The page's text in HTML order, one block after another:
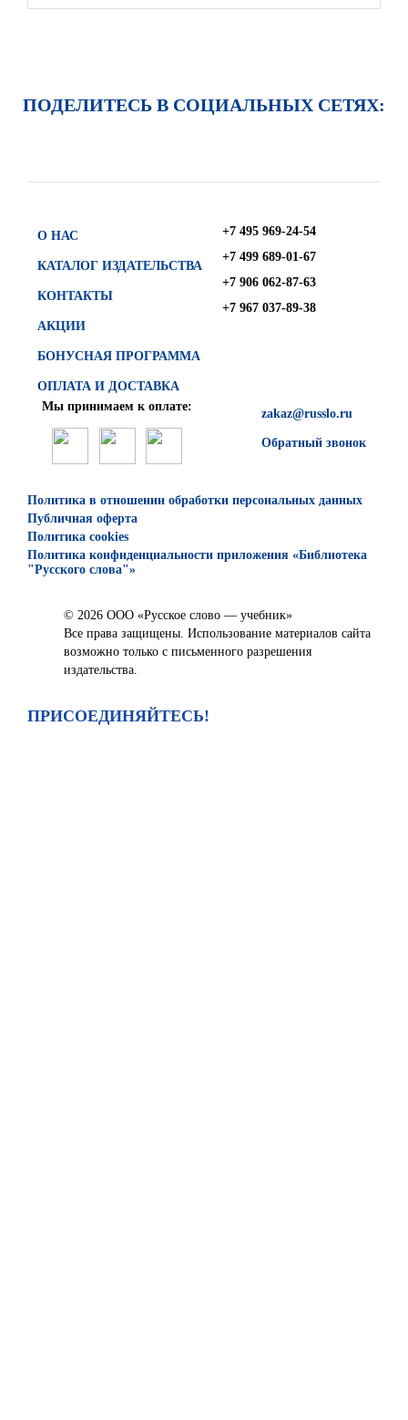
ПОДЕЛИТЕСЬ В СОЦИАЛЬНЫХ СЕТЯХ:
О НАС
КАТАЛОГ ИЗДАТЕЛЬСТВА
КОНТАКТЫ
АКЦИИ
БОНУСНАЯ ПРОГРАММА
ОПЛАТА И ДОСТАВКА
+7 495 969-24-54
+7 499 689-01-67
+7 906 062-87-63
+7 967 037-89-38
zakaz@russlo.ru
Обратный звонок
Мы принимаем к оплате:
Политика в отношении обработки персональных данных
Публичная оферта
Политика cookies
Политика конфиденциальности приложения «Библиотека
"Русского слова"»
© 2026 ООО «Русское слово — учебник»
Все права защищены. Использование материалов сайта
возможно только с письменного разрешения
издательства.
ПРИСОЕДИНЯЙТЕСЬ!